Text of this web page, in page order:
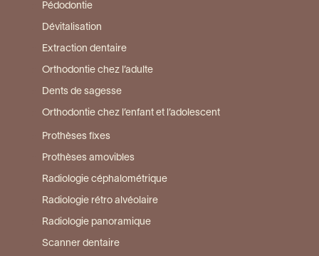
Pédodontie
Dévitalisation
Extraction dentaire
Orthodontie chez l’adulte
Dents de sagesse
Orthodontie chez l’enfant et l’adolescent
Prothèses fixes
Prothèses amovibles
Radiologie céphalométrique
Radiologie rétro alvéolaire
Radiologie panoramique
Scanner dentaire